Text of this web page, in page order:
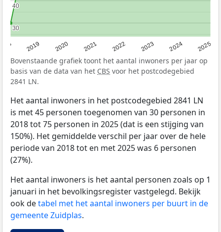
2019 2020 2021 2022 2023 2024 2025
30
30
40
40
Bovenstaande grafiek toont het aantal inwoners per jaar op
basis van de data van het CBS voor het postcodegebied
2841 LN.
Het aantal inwoners in het postcodegebied 2841 LN
is met 45 personen toegenomen van 30 personen in
2018 tot 75 personen in 2025 (dat is een stijging van
150%). Het gemiddelde verschil per jaar over de hele
periode van 2018 tot en met 2025 was 6 personen
(27%).
Het aantal inwoners is het aantal personen zoals op 1
januari in het bevolkingsregister vastgelegd. Bekijk
ook detabel met het aantal inwoners per buurt in de
gemeente Zuidplas.